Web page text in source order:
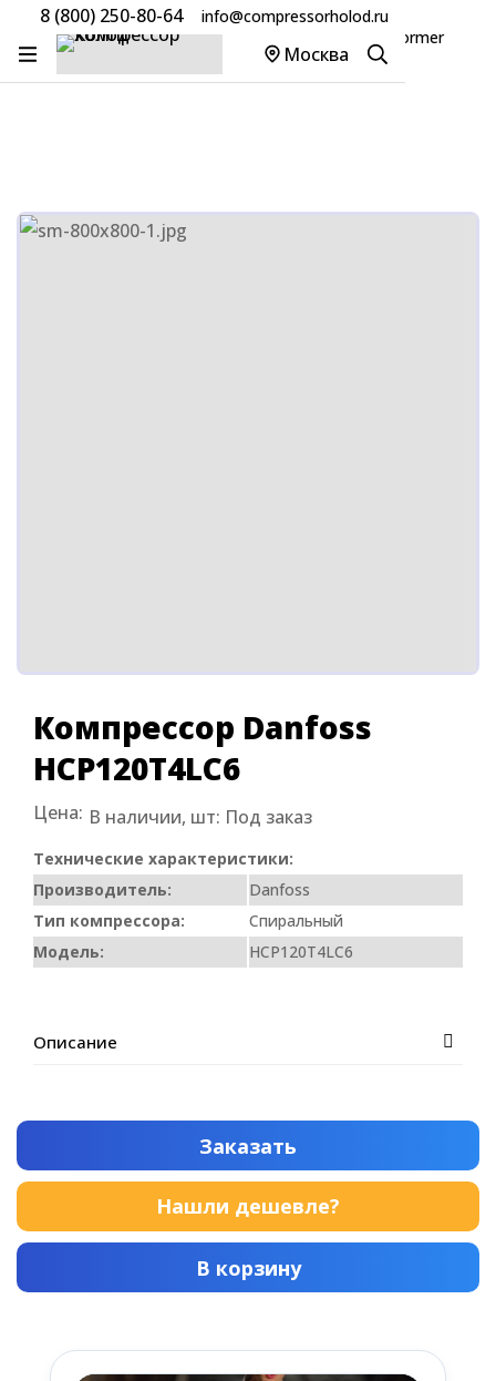
8 (800) 250-80-64 info@compressorholod.ru
Москва
Главная Товары
Компрессоры Danfoss/Performer
Компрессор Danfoss HCP120T4LC6
Компрессор Danfoss
HCP120T4LC6
Цена: В наличии, шт: Под заказ
Технические характеристики:
Производитель:
Danfoss
Тип компрессора:
Спиральный
Модель:
HCP120T4LC6
Описание
Заказать
Нашли дешевле?
В корзину